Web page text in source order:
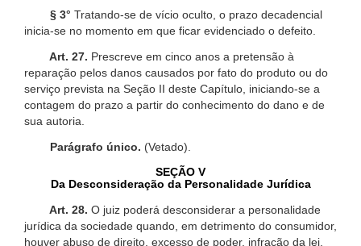
§ 3° Tratando-se de vício oculto, o prazo decadencial
inicia-se no momento em que ficar evidenciado o defeito.
Art. 27. Prescreve em cinco anos a pretensão à
reparação pelos danos causados por fato do produto ou do
serviço prevista na Seção II deste Capítulo, iniciando-se a
contagem do prazo a partir do conhecimento do dano e de
sua autoria.
Parágrafo único. (Vetado).
SEÇÃO V
Da Desconsideração da Personalidade Jurídica
Art. 28. O juiz poderá desconsiderar a personalidade
jurídica da sociedade quando, em detrimento do consumidor,
houver abuso de direito, excesso de poder, infração da lei,